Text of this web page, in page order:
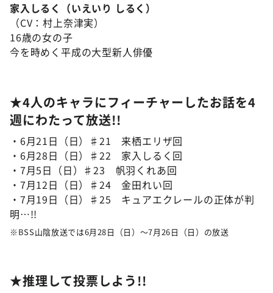
家入しるく（いえいり しるく）
（CV：村上奈津実）
16歳の女の子
今を時めく平成の大型新人俳優
★4人のキャラにフィーチャーしたお話を4
週にわたって放送!!
・6月21日（日）♯21 来栖エリザ回
・6月28日（日）♯22 家入しるく回
・7月5日（日）♯23 帆羽くれあ回
・7月12日（日）♯24 金田れい回
・7月19日（日）♯25 キュアエクレールの正体が判
明…!!
※BSS山陰放送では6月28日（日）～7月26日（日）の放送
★推理して投票しよう!!